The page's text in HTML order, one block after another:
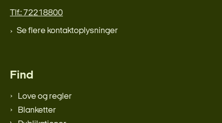
Tlf.: 72218800
Se flere kontaktoplysninger
Find
Love og regler
Blanketter